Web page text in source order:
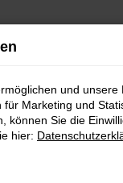
VARIANT
Ob für
steht in jeder
und unsere
Marketing und
können Sie die
hier: